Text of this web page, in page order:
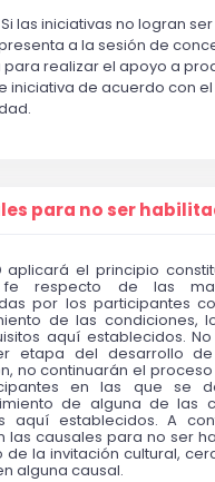
Si las iniciativas no logran
a la sesión de
para realizar el apoyo a
iniciativa de acuerdo con
para no ser
aplicará el principio
respecto de las
por los participantes
de las condiciones,
aquí establecidos.
etapa del desarrollo
no continuarán el
en las que se
de alguna de las
aquí establecidos. A
las causales para no ser
de la invitación cultural,
alguna causal.